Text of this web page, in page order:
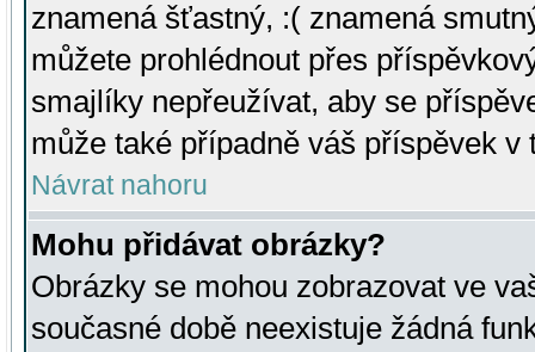
znamená šťastný, :( znamená
můžete prohlédnout přes
smajlíky nepřeužívat, aby se
může také případně váš příspěvek v
Návrat nahoru
Mohu přidávat obrázky?
Obrázky se mohou zobrazovat ve
současné době neexistuje žádná